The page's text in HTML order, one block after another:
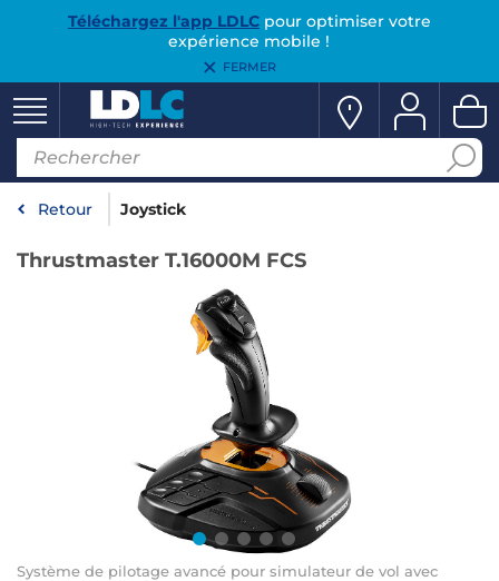
Téléchargez l'app LDLCpour optimiser votre
expérience mobile !
FERMER
Retour Joystick
Thrustmaster T.16000M FCS
Système de pilotage avancé pour simulateur de vol avec